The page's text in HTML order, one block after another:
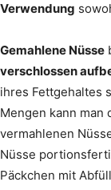
Verwendung
Gemahlene Nüsse
verschlossen
ihres Fettgehaltes
Mengen kann man
vermahlenen
Nüsse
Päckchen mit